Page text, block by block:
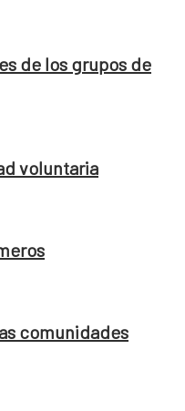
de los grupos de
voluntaria
comunidades